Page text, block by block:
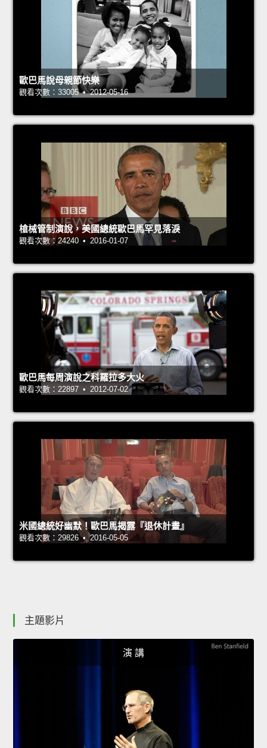
歐巴馬說母親節快樂
觀看次數：33005 • 2012-05-16
槍械管制演說，美國總統歐巴馬罕見落淚
觀看次數：24240 • 2016-01-07
歐巴馬每周演說之科羅拉多大火
觀看次數：22897 • 2012-07-02
米國總統好幽默！歐巴馬揭露『退休計畫』
觀看次數：29826 • 2016-05-05
主題影片
演 講